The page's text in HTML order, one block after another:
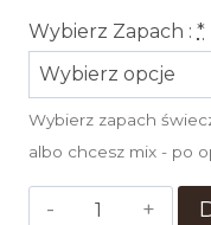
Wybierz Zapach : *
Wybierz zapach
albo chcesz mix - po
ilość